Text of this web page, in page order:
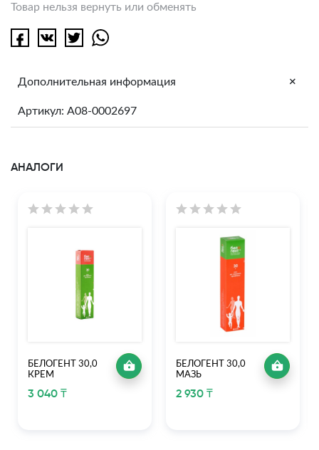
Товар нельзя вернуть или обменять
Дополнительная информация +
Артикул: A08-0002697
АНАЛОГИ
БЕЛОГЕНТ 30,0
КРЕМ
3 040 ₸
БЕЛОГЕНТ 30,0
МАЗЬ
2 930 ₸